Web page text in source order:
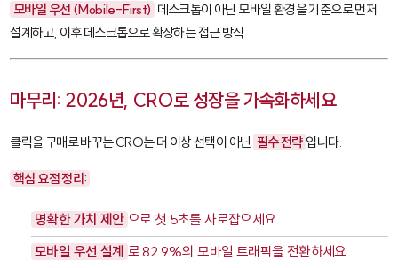
모바일 우선 (Mobile-First) 데스크톱이 아닌 모바일 환경을 기준으로 먼저
설계하고, 이후 데스크톱으로 확장하는 접근 방식.
마무리: 2026년, CRO로 성장을 가속화하세요
클릭을 구매로 바꾸는 CRO는 더 이상 선택이 아닌 필수 전략 입니다.
핵심 요점 정리:
명확한 가치 제안 으로 첫 5초를 사로잡으세요
모바일 우선 설계 로 82.9%의 모바일 트래픽을 전환하세요